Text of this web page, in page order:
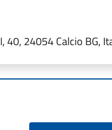
40, 24054 Calcio BG,